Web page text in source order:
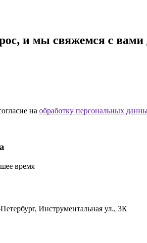
и мы свяжемся с вами
на обработку персональных
время
Инструментальная ул., 3К